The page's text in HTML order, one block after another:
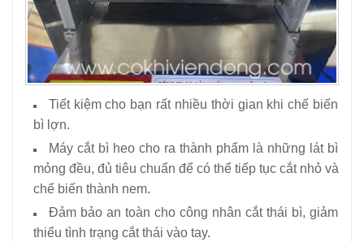
Tiết kiệm cho bạn rất nhiều thời gian khi chế biến
bì lợn.
Máy cắt bì heo cho ra thành phẩm là những lát bì
mỏng đều, đủ tiêu chuẩn để có thể tiếp tục cắt nhỏ và
chế biến thành nem.
Đảm bảo an toàn cho công nhân cắt thái bì, giảm
thiểu tình trạng cắt thái vào tay.